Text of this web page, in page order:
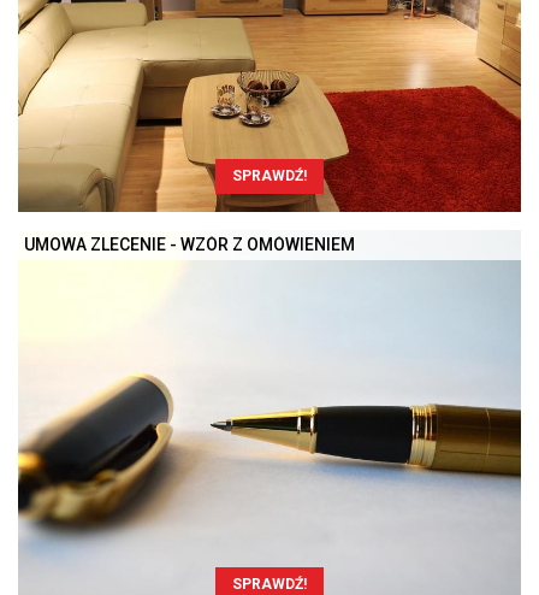
SPRAWDŹ!
UMOWA ZLECENIE - WZÓR Z OMÓWIENIEM
SPRAWDŹ!